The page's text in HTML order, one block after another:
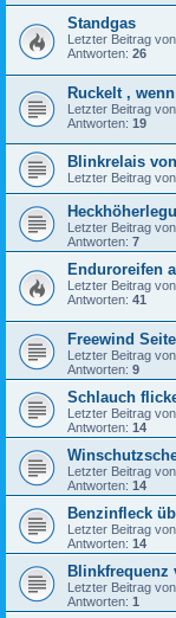
Standgas
Letzter Beitrag von
Antworten: 26
Ruckelt ,
Letzter Beitrag von
Antworten: 19
Blinkrelais
Letzter Beitrag von
Letzter Beitrag von
Antworten: 7
Enduroreifen
Letzter Beitrag von
Antworten: 41
Freewind
Letzter Beitrag von
Antworten: 9
Schlauch
Letzter Beitrag von
Antworten: 14
Letzter Beitrag von
Antworten: 14
Benzinfleck
Letzter Beitrag von
Antworten: 14
Blinkfrequenz
Letzter Beitrag von
Antworten: 1